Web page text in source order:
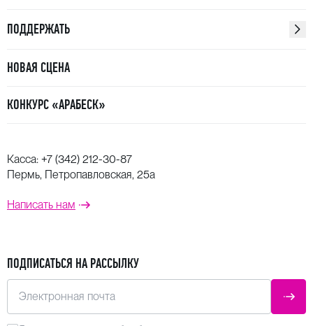
ПОДДЕРЖАТЬ
НОВАЯ СЦЕНА
КОНКУРС «АРАБЕСК»
Касса: +7 (342) 212-30-87
Пермь, Петропавловская, 25а
Написать нам
ПОДПИСАТЬСЯ НА РАССЫЛКУ
Электронная почта